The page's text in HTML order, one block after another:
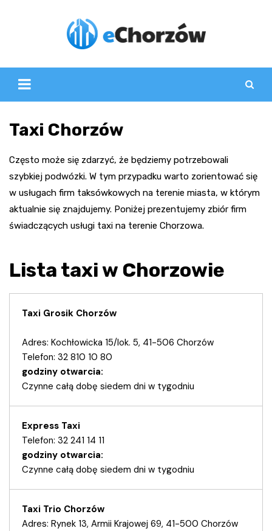
Taxi Chorzów
Często może się zdarzyć, że będziemy potrzebowali
szybkiej podwózki. W tym przypadku warto zorientować się
w usługach firm taksówkowych na terenie miasta, w którym
aktualnie się znajdujemy. Poniżej prezentujemy zbiór firm
świadczących usługi taxi na terenie Chorzowa.
Lista taxi w Chorzowie
Taxi Grosik Chorzów
Adres: Kochłowicka 15/lok. 5, 41-506 Chorzów
Telefon: 32 810 10 80
godziny otwarcia:
Czynne całą dobę siedem dni w tygodniu
Express Taxi
Telefon: 32 241 14 11
godziny otwarcia:
Czynne całą dobę siedem dni w tygodniu
Taxi Trio Chorzów
Adres: Rynek 13, Armii Krajowej 69, 41-500 Chorzów